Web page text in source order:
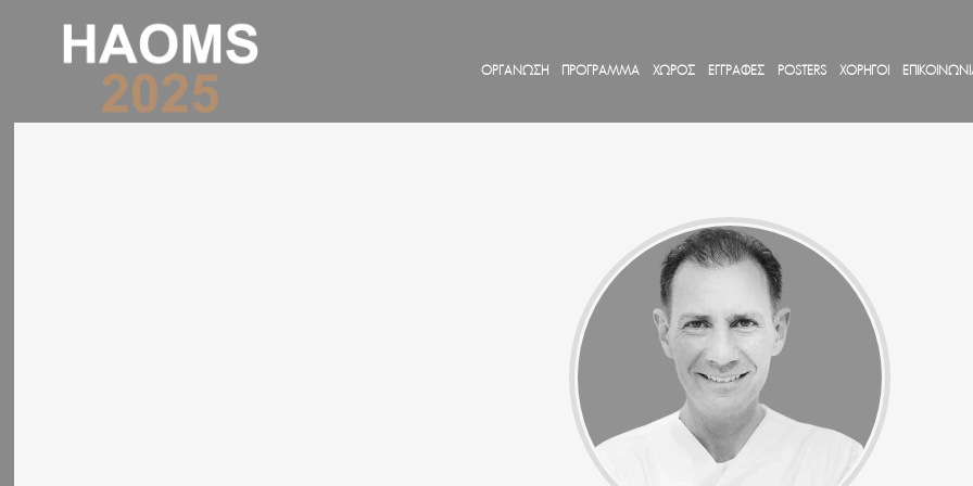
ΟΡΓΑΝΩΣΗ ΠΡΟΓΡΑΜΜΑ ΧΩΡΟΣ ΕΓΓΡΑΦΕΣ POSTERS ΧΟΡΗΓΟΙ